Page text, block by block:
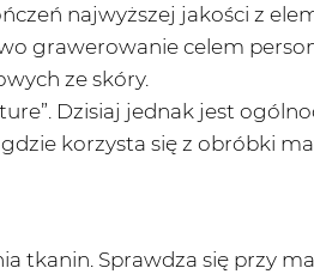
najwyższej jakości z
grawerowanie celem
ze skóry.
Dzisiaj jednak jest
korzysta się z obróbki
tkanin. Sprawdza się przy